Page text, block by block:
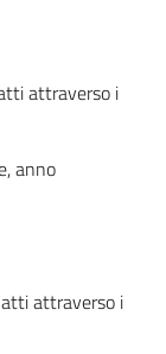
attraverso i
anno
attraverso i